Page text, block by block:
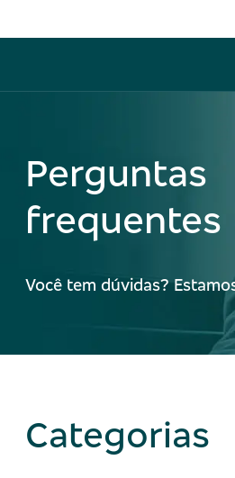
Perguntas
frequentes
Você tem dúvidas?
Categorias